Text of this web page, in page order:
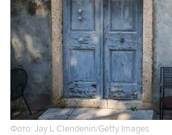
Фото: Jay L Clendenin/Getty Images
Москва. 7 августа.